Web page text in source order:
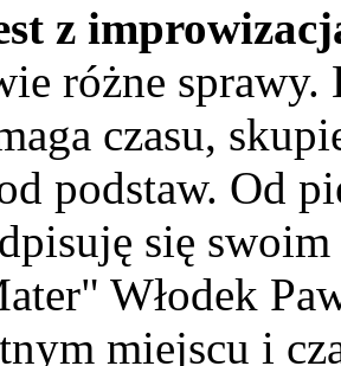
z
różne
czasu,
podstaw. Od
się
Włodek
miejscu i